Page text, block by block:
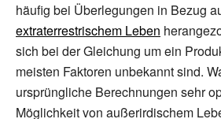
häufig bei Überlegungen in Bezug
extraterrestrischem Leben
sich bei der Gleichung um ein
meisten Faktoren unbekannt sind.
ursprüngliche Berechnungen sehr
Möglichkeit von außerirdischem